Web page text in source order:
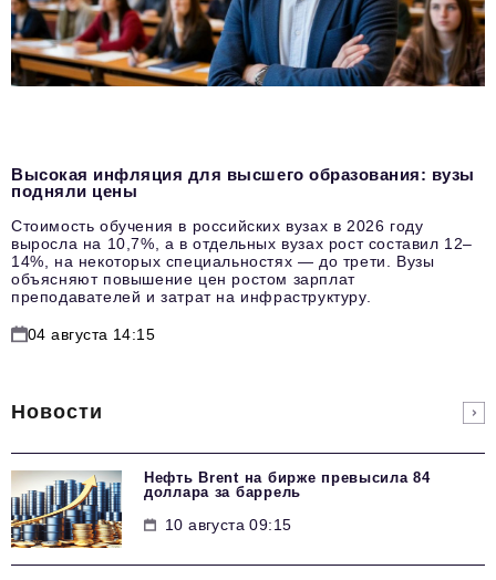
Высокая инфляция для высшего образования: вузы
подняли цены
Стоимость обучения в российских вузах в 2026 году
выросла на 10,7%, а в отдельных вузах рост составил 12–
14%, на некоторых специальностях — до трети. Вузы
объясняют повышение цен ростом зарплат
преподавателей и затрат на инфраструктуру.
04 августа 14:15
Новости
Нефть Brent на бирже превысила 84
доллара за баррель
10 августа 09:15